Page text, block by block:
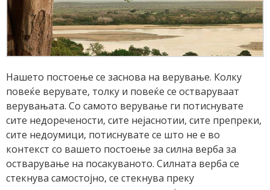
Нашето постоење се заснова на верување. Колку
повеќе верувате, толку и повеќе се остваруваат
верувањата. Со самото верување ги потиснувате
сите недоречености, сите нејаснотии, сите препреки,
сите недоумици, потиснувате се што не е во
контекст со вашето постоење за силна верба за
остварување на посакуваното. Силната верба се
стекнува самостојно, се стекнува преку